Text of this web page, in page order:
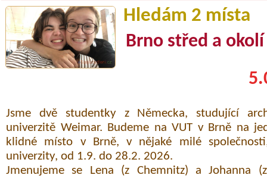
Hledám 2 místa
Brno střed a okolí
Jsme dvě studentky z Německa, studující
univerzitě Weimar. Budeme na VUT v Brně na
klidné místo v Brně, v nějaké milé
univerzity, od 1.9. do 28.2. 2026.
Jmenujeme se Lena (z Chemnitz) a Johanna